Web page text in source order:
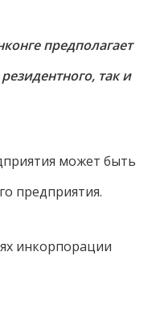
предполагает
так и
может быть
предприятия.
инкорпорации